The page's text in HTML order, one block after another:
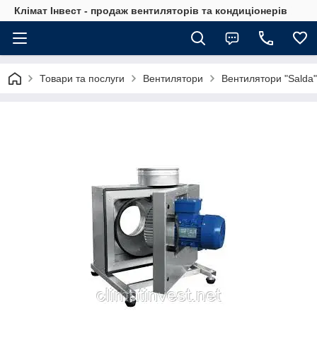
Клімат Інвест - продаж вентиляторів та кондиціонерів
Товари та послуги Вентилятори Вентилятори